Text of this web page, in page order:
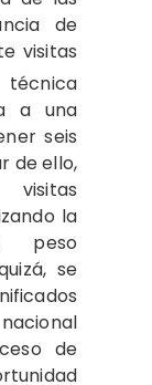
de
visitas
a una
seis
de ello,
la
peso
se
de